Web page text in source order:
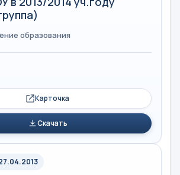
образования
Карточка
Скачать